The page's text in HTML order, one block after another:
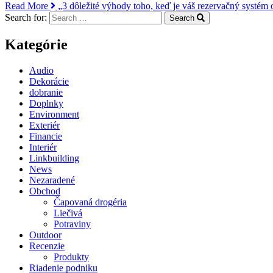
Read More
„3 dôležité výhody toho, keď je váš rezervačný systém
Search for:
Search
Kategórie
Audio
Dekorácie
dobranie
Doplnky
Environment
Exteriér
Financie
Interiér
Linkbuilding
News
Nezaradené
Obchod
Čapovaná drogéria
Liečivá
Potraviny
Outdoor
Recenzie
Produkty
Riadenie podniku